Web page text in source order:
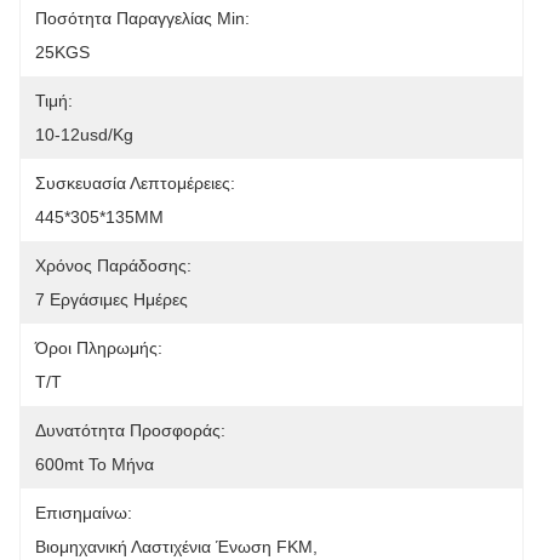
Ποσότητα Παραγγελίας Min:
25KGS
Τιμή:
10-12usd/kg
Συσκευασία Λεπτομέρειες:
445*305*135MM
Χρόνος Παράδοσης:
7 Εργάσιμες Ημέρες
Όροι Πληρωμής:
T/T
Δυνατότητα Προσφοράς:
600mt Το Μήνα
Επισημαίνω:
Βιομηχανική Λαστιχένια Ένωση FKM